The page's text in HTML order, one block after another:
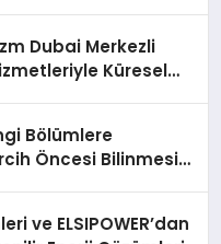
Dubai Merkezli
Küresel
Bölümlere
Öncesi Bilinmesi
ve ELSIPOWER’dan